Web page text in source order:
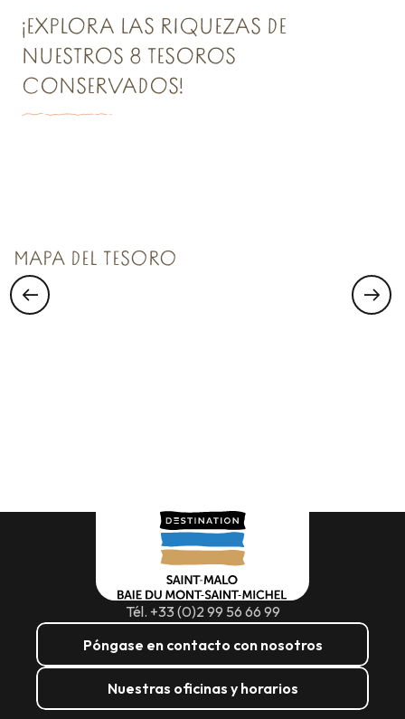
¡EXPLORA LAS RIQUEZAS DE
NUESTROS 8 TESOROS
CONSERVADOS!
MAPA DEL TESORO
Tél. +33 (0)2 99 56 66 99
Póngase en contacto con nosotros
Nuestras oficinas y horarios